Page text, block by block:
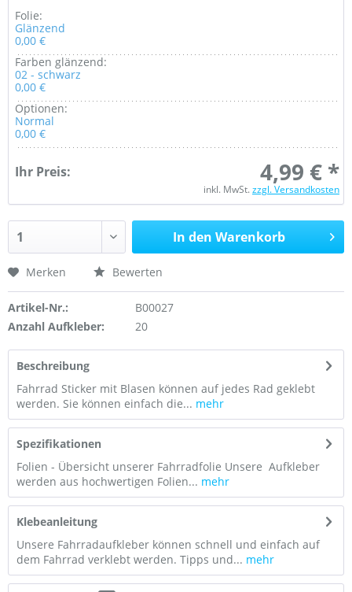
Folie:
Glänzend
0,00 €
Farben glänzend:
02 - schwarz
0,00 €
Optionen:
Normal
0,00 €
Ihr Preis: 4,99 € *
inkl. MwSt.zzgl. Versandkosten
In den Warenkorb
Merken Bewerten
Artikel-Nr.:
B00027
Anzahl Aufkleber:
20
Beschreibung
Fahrrad Sticker mit Blasen können auf jedes Rad geklebt
werden. Sie können einfach die... mehr
Spezifikationen
Folien - Übersicht unserer Fahrradfolie Unsere Aufkleber
werden aus hochwertigen Folien... mehr
Klebeanleitung
Unsere Fahrradaufkleber können schnell und einfach auf
dem Fahrrad verklebt werden. Tipps und... mehr